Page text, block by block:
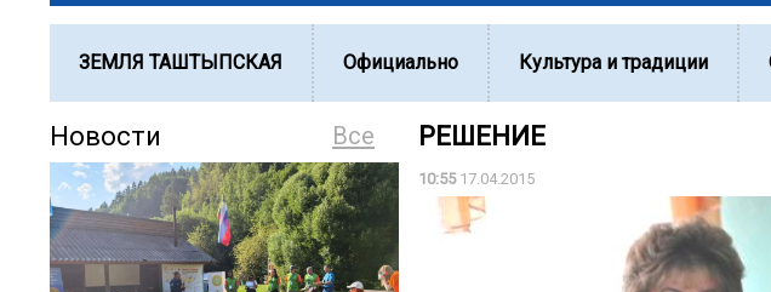
ЗЕМЛЯ ТАШТЫПСКАЯ Официально Культура и традиции
Все
Новости РЕШЕНИЕ
10:5517.04.2015